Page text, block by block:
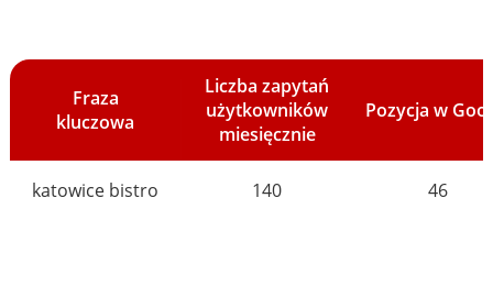
Fraza
kluczowa
Liczba zapytań
użytkowników
miesięcznie
Pozycja w
katowice bistro 140 46